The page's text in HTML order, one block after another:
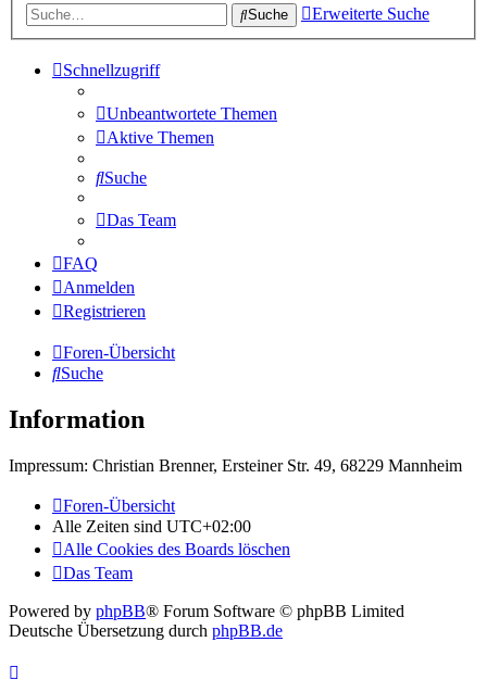
Suche Erweiterte Suche
Schnellzugriff
Unbeantwortete Themen
Aktive Themen
Suche
Das Team
FAQ
Anmelden
Registrieren
Foren-Übersicht
Suche
Information
Impressum: Christian Brenner, Ersteiner Str. 49, 68229 Mannheim
Foren-Übersicht
Alle Zeiten sind UTC+02:00
Alle Cookies des Boards löschen
Das Team
Powered by phpBB® Forum Software © phpBB Limited
Deutsche Übersetzung durch phpBB.de